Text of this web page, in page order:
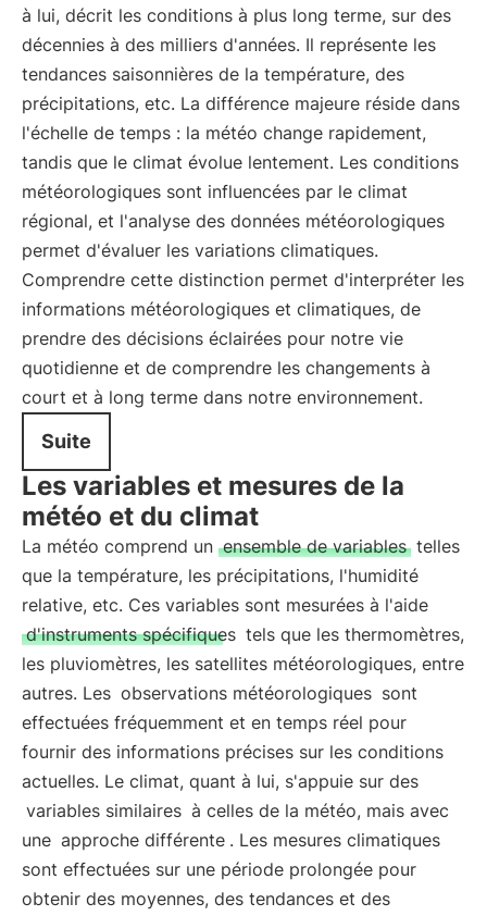
à lui, décrit les conditions à plus long terme, sur des
décennies à des milliers d'années. Il représente les
tendances saisonnières de la température, des
précipitations, etc. La différence majeure réside dans
l'échelle de temps : la météo change rapidement,
tandis que le climat évolue lentement. Les conditions
météorologiques sont influencées par le climat
régional, et l'analyse des données météorologiques
permet d'évaluer les variations climatiques.
Comprendre cette distinction permet d'interpréter les
informations météorologiques et climatiques, de
prendre des décisions éclairées pour notre vie
quotidienne et de comprendre les changements à
court et à long terme dans notre environnement.
Suite
Les variables et mesures de la
météo et du climat
La météo comprend un ensemble de variables telles
que la température, les précipitations, l'humidité
relative, etc. Ces variables sont mesurées à l'aide
d'instruments spécifiques tels que les thermomètres,
les pluviomètres, les satellites météorologiques, entre
autres. Les observations météorologiques sont
effectuées fréquemment et en temps réel pour
fournir des informations précises sur les conditions
actuelles. Le climat, quant à lui, s'appuie sur des
variables similaires à celles de la météo, mais avec
une approche différente . Les mesures climatiques
sont effectuées sur une période prolongée pour
obtenir des moyennes, des tendances et des